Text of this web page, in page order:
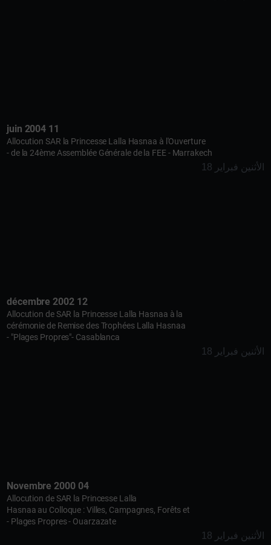
11 juin 2004
Allocution SAR la Princesse Lalla Hasnaa à l'Ouverture
de la 24ème Assemblée Générale de la FEE - Marrakech -
الأثنين فبراير 18
12 décembre 2002
Allocution de SAR la Princesse Lalla Hasnaa à la
cérémonie de Remise des Trophées Lalla Hasnaa
"Plages Propres"- Casablanca -
الأثنين فبراير 18
04 Novembre 2000
Allocution de SAR la Princesse Lalla
Hasnaa au Colloque : Villes, Campagnes, Forêts et
Plages Propres - Ouarzazate -
الأثنين فبراير 18